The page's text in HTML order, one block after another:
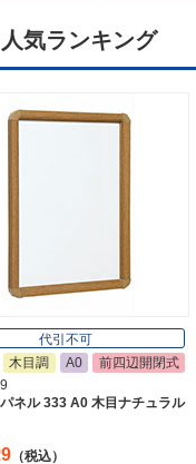
気ランキング
代引不可
木目調 A0
前四辺開閉式
ネル 333 A0 木目ナチュラル
（税込）